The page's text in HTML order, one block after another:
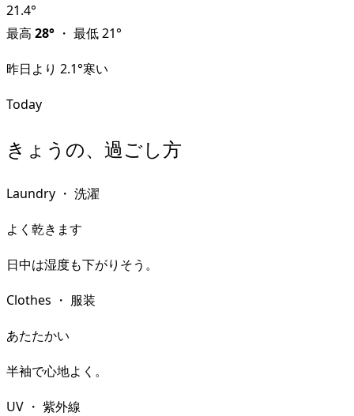
21.4°
最高 28° ・ 最低21°
昨日より 2.1°寒い
Today
きょうの、過ごし方
Laundry ・ 洗濯
よく乾きます
日中は湿度も下がりそう。
Clothes ・ 服装
あたたかい
半袖で心地よく。
UV ・ 紫外線